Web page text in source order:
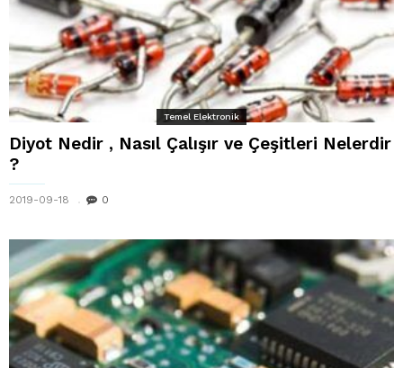
Temel Elektronik
Diyot Nedir , Nasıl Çalışır ve Çeşitleri Nelerdir
?
2019-09-18 0